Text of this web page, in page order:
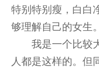
特别特别瘦，白白
够理解自己的女生。
我是一个比较大
人都是这样的。但